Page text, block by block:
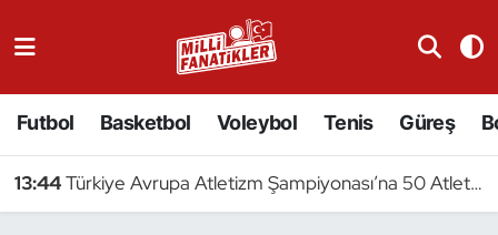
Futbol Basketbol Voleybol Tenis Güreş
13:44Türkiye Avrupa Atletizm Şampiyonası’na 50 Atletle Gidiyor
Badminton